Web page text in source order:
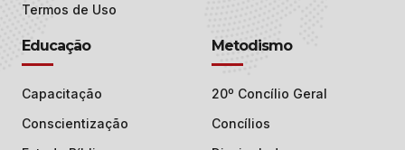
Termos de Uso
Educação
Capacitação
Conscientização
Metodismo
20º Concílio Geral
Concílios